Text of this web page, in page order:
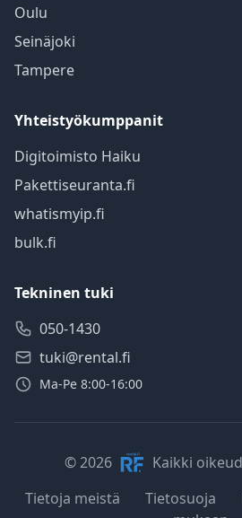
Oulu
Seinäjoki
Tampere
Yhteistyökumppanit
Digitoimisto Haiku
Pakettiseuranta.fi
whatismyip.fi
bulk.fi
Tekninen tuki
050-1430
tuki@rental.fi
Ma-Pe 8:00-16:00
© 2026
Kaikki
Tietoja meistä
Tietosuoja